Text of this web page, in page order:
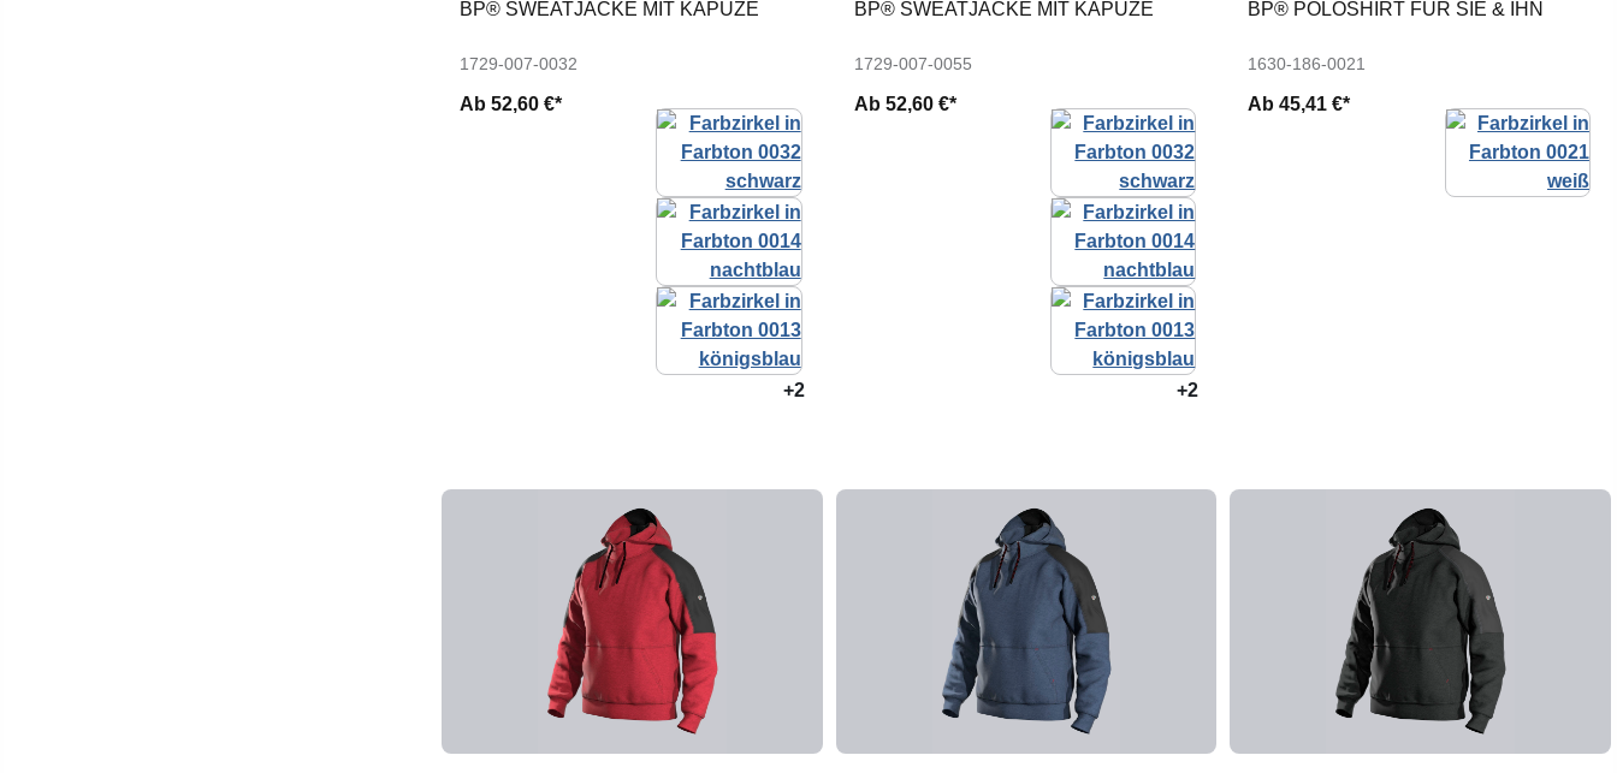
BP® SWEATJACKE MIT KAPUZE
1729-007-0032
Ab 52,60 €*
+2
BP® SWEATJACKE MIT KAPUZE
1729-007-0055
Ab 52,60 €*
+2
BP® POLOSHIRT FÜR SIE & IHN
1630-186-0021
Ab45,41 €*